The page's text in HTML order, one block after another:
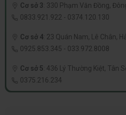
Cơ sở 3: 330 Phạm Văn Đồng,
0833.921.922 - 0374.120.130
Cơ sở 4: 23 Quán Nam, Lê Chân,
0925.853.345 - 033.972.8008
Cơ sở 5: 436 Lý Thường Kiệt, Tân
0375.216.234